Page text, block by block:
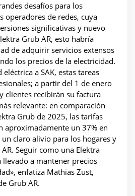
desafíos para los
operadores de redes, cuya
significativas y nuevo
Grub AR, esto habría
de adquirir servicios extensos
los precios de la electricidad.
a SAK, estas tareas
a partir del 1 de enero
clientes recibirán su factura
relevante: en comparación
Grub de 2025, las tarifas
aproximadamente un 37% en
claro alivio para los hogares y
Seguir como una Elektra
a mantener precios
enfatiza Mathias Züst,
Grub AR.